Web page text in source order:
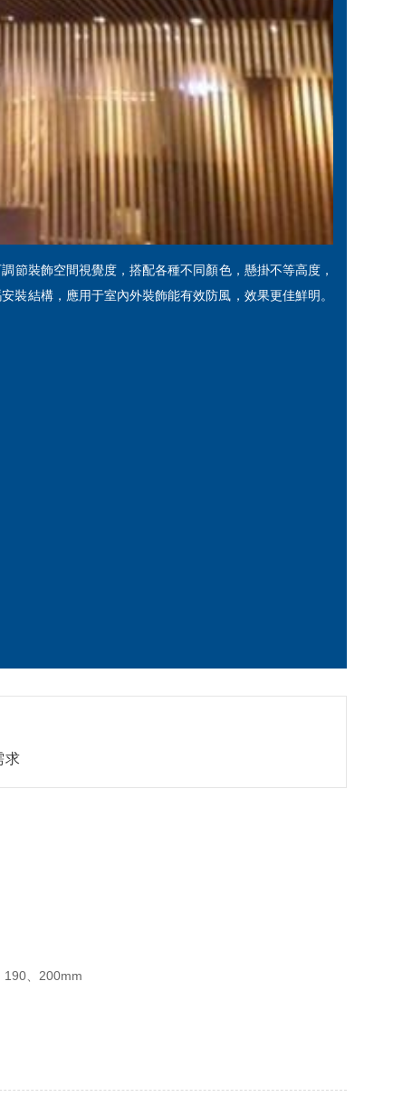
節裝飾空間視覺度，搭配各種不同顏色，懸掛不等高度，
裝結構，應用于室內外裝飾能有效防風，效果更佳鮮明。
求
190、200mm